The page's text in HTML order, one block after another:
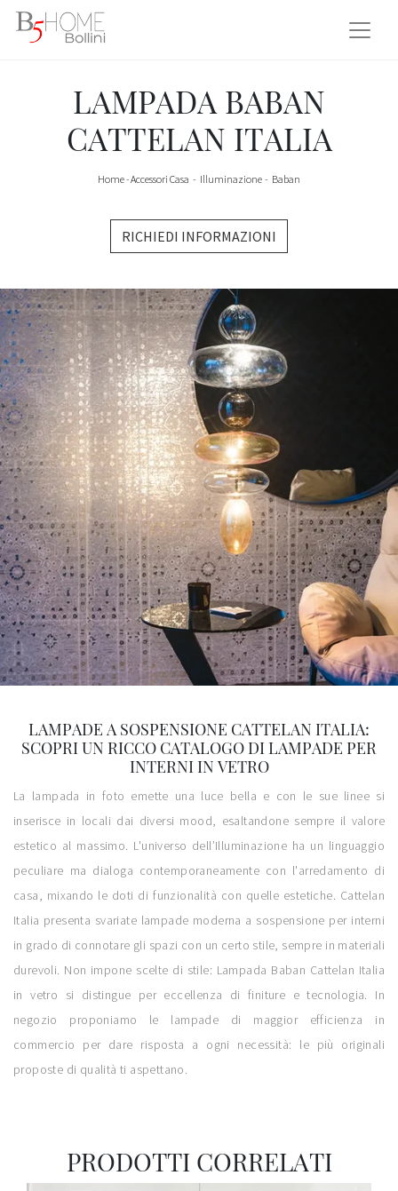
LAMPADA BABAN
CATTELAN ITALIA
Home-Accessori Casa - Illuminazione - Baban
RICHIEDI INFORMAZIONI
LAMPADE A SOSPENSIONE CATTELAN ITALIA:
SCOPRI UN RICCO CATALOGO DI LAMPADE PER
INTERNI IN VETRO
La lampada in foto emette una luce bella e con le sue linee si
inserisce in locali dai diversi mood, esaltandone sempre il valore
estetico al massimo. L'universo dell’Illuminazione ha un linguaggio
peculiare ma dialoga contemporaneamente con l'arredamento di
casa, mixando le doti di funzionalità con quelle estetiche. Cattelan
Italia presenta svariate lampade moderna a sospensione per interni
in grado di connotare gli spazi con un certo stile, sempre in materiali
durevoli. Non impone scelte di stile: Lampada Baban Cattelan Italia
in vetro si distingue per eccellenza di finiture e tecnologia. In
negozio proponiamo le lampade di maggior efficienza in
commercio per dare risposta a ogni necessità: le più originali
proposte di qualità ti aspettano.
PRODOTTI CORRELATI